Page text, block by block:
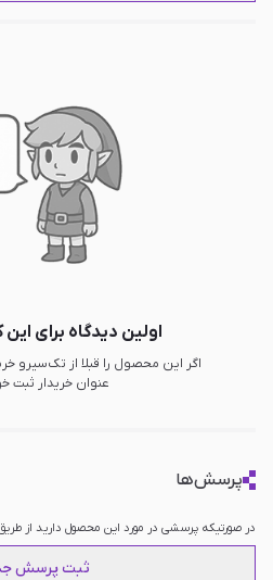
اولین دیدگاه برای این
اگر این محصول را قبلا از تک‌سیرو
عنوان خریدار ثبت
پرسش‌ها
در صورتیکه پرسشی در مورد این محصول دارید از
ثبت پرسش